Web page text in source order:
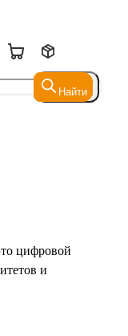
Найти
Найти
цифровой
и